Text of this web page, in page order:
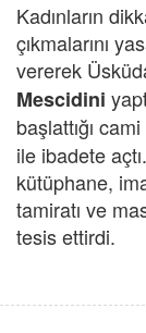
Kadınların
çıkmalarını
vererek
Mescidini
başlattığı
ile ibadete
kütüphane,
tamiratı ve
tesis ettirdi.